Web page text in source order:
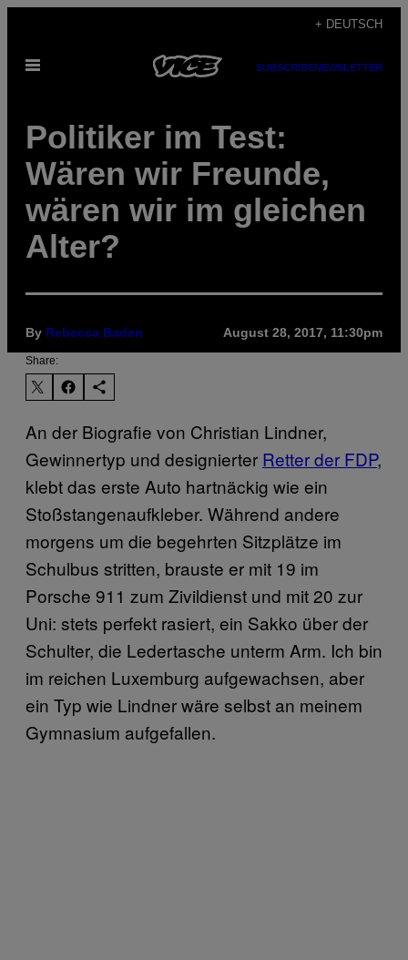
content
+ DEUTSCH
Open
SUBSCRIBENEWSLETTER
Politiker im Test:
Wären wir Freunde,
wären wir im gleichen
Alter?
By Rebecca Baden August 28, 2017, 11:30pm
Share:
An der Biografie von Christian Lindner,
Gewinnertyp und designierter Retter der FDP,
klebt das erste Auto hartnäckig wie ein
Stoßstangenaufkleber. Während andere
morgens um die begehrten Sitzplätze im
Schulbus stritten, brauste er mit 19 im
Porsche 911 zum Zivildienst und mit 20 zur
Uni: stets perfekt rasiert, ein Sakko über der
Schulter, die Ledertasche unterm Arm. Ich bin
im reichen Luxemburg aufgewachsen, aber
ein Typ wie Lindner wäre selbst an meinem
Gymnasium aufgefallen.